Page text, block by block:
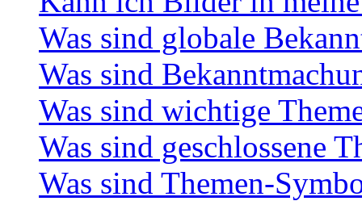
Was sind globale
Was sind
Was sind wichtige
Was sind geschlossene
Was sind Themen-